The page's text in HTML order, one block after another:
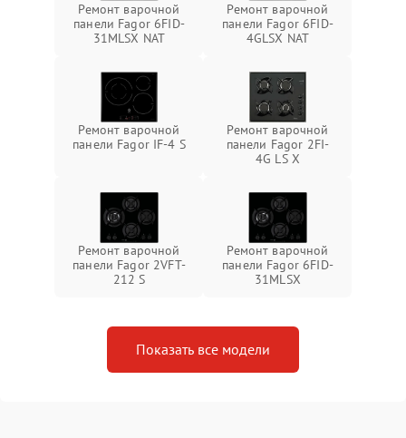
Ремонт варочной
панели Fagor 6FID-
31MLSX NAT
Ремонт варочной
панели Fagor 6FID-
4GLSX NAT
Ремонт варочной
панели Fagor IF-4 S
Ремонт варочной
панели Fagor 2FI-
4G LS X
Ремонт варочной
панели Fagor 2VFT-
212 S
Ремонт варочной
панели Fagor 6FID-
31MLSX
Показать все модели